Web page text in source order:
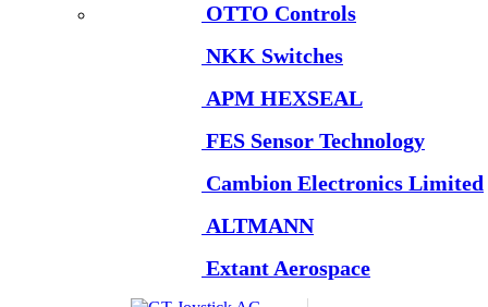
OTTO Controls
NKK Switches
APM HEXSEAL
FES Sensor Technology
Cambion Electronics Limited
ALTMANN
Extant Aerospace